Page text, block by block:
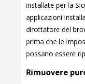
installate per la
applicazioni
dirottatore del
prima che le
possano essere
Rimuovere